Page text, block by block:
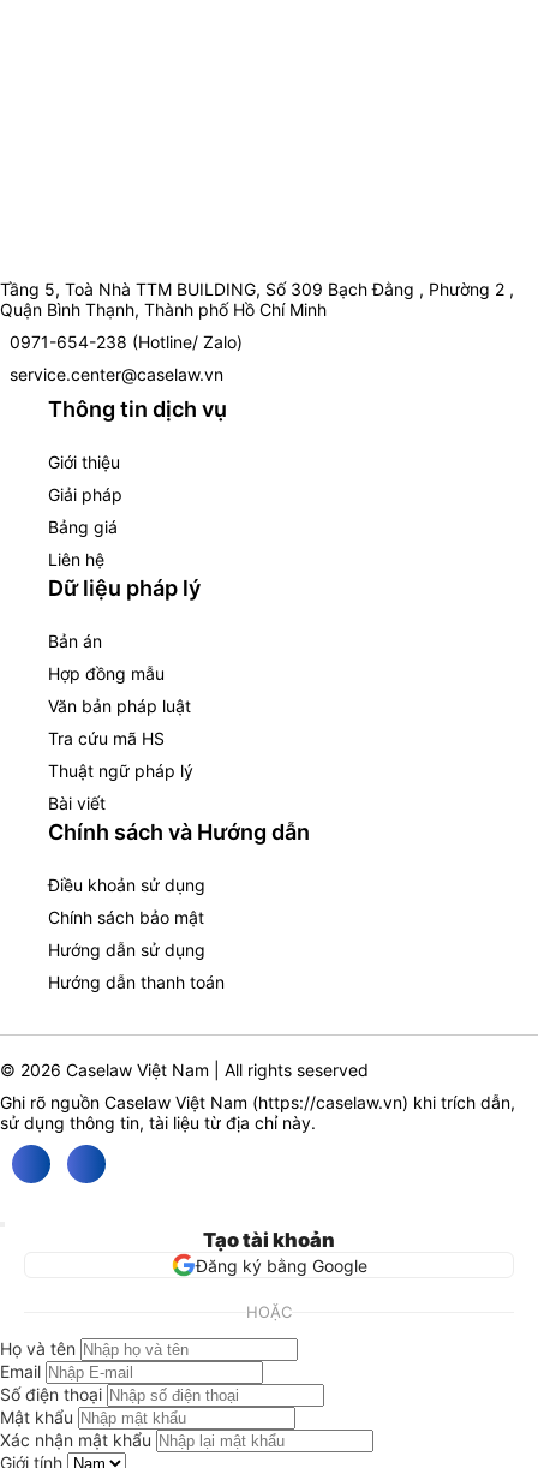
Tầng 5, Toà Nhà TTM BUILDING, Số 309 Bạch Đằng , Phường 2 ,
Quận Bình Thạnh, Thành phố Hồ Chí Minh
0971-654-238 (Hotline/ Zalo)
service.center@caselaw.vn
Thông tin dịch vụ
Giới thiệu
Giải pháp
Bảng giá
Liên hệ
Dữ liệu pháp lý
Bản án
Hợp đồng mẫu
Văn bản pháp luật
Tra cứu mã HS
Thuật ngữ pháp lý
Bài viết
Chính sách và Hướng dẫn
Điều khoản sử dụng
Chính sách bảo mật
Hướng dẫn sử dụng
Hướng dẫn thanh toán
© 2026 Caselaw Việt Nam | All rights seserved
Ghi rõ nguồn Caselaw Việt Nam (https://caselaw.vn) khi trích dẫn,
sử dụng thông tin, tài liệu từ địa chỉ này.
Tạo tài khoản
Đăng ký bằng Google
HOẶC
Họ và tên
Email
Số điện thoại
Mật khẩu
Xác nhận mật khẩu
Giới tính